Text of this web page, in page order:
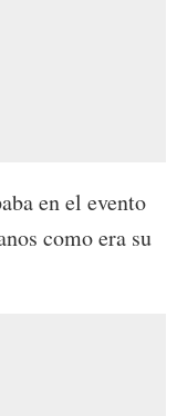
en el evento
como era su